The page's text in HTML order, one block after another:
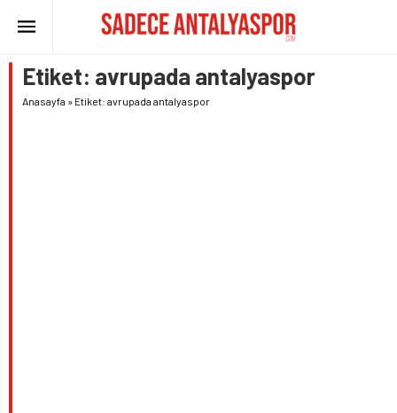
Etiket: avrupada antalyaspor
Anasayfa » Etiket: avrupada antalyaspor